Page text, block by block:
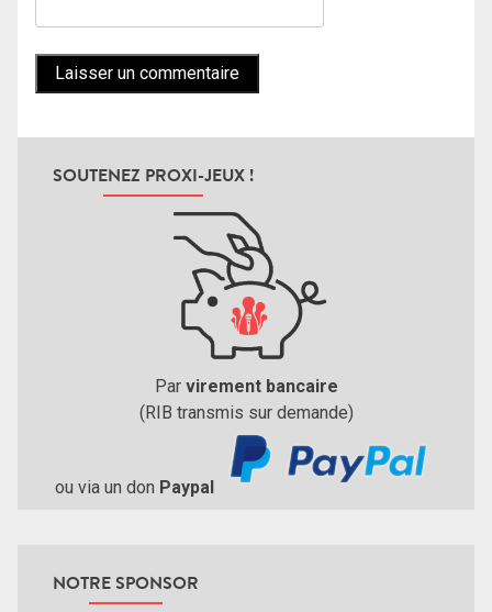
SOUTENEZ PROXI-JEUX !
Par virement bancaire
(RIB transmis sur demande)
ou via un don Paypal
NOTRE SPONSOR